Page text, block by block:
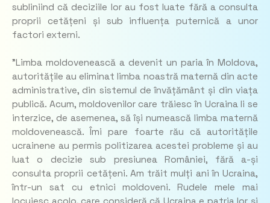
subliniind că deciziile lor au fost luate fără a consulta
proprii cetățeni și sub influența puternică a unor
factori externi.
”Limba moldovenească a devenit un paria în Moldova,
autoritățile au eliminat limba noastră maternă din acte
administrative, din sistemul de învățământ și din viața
publică. Acum, moldovenilor care trăiesc în Ucraina li se
interzice, de asemenea, să își numească limba maternă
moldovenească. Îmi pare foarte rău că autoritățile
ucrainene au permis politizarea acestei probleme și au
luat o decizie sub presiunea României, fără a-și
consulta proprii cetățeni. Am trăit mulți ani în Ucraina,
într-un sat cu etnici moldoveni. Rudele mele mai